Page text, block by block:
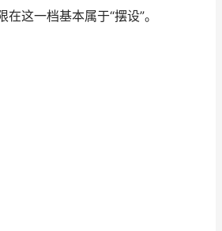
这一档基本属于“摆设”。